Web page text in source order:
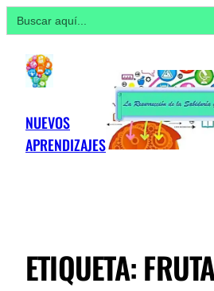
Buscar:
NUEVOS
APRENDIZAJES
ETIQUETA: